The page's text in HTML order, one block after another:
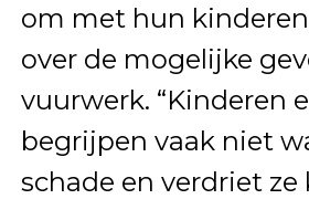
om met hun
over de mogelijke
vuurwerk. “Kinderen
begrijpen vaak niet
schade en verdriet ze